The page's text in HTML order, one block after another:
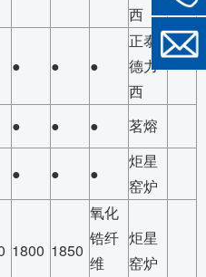
西
● ● ●
正泰/
德力
西
● ● ● 茗熔
● ● ●
炬星
窑炉
1800 1850
氧化
锆纤
维
炬星
窑炉